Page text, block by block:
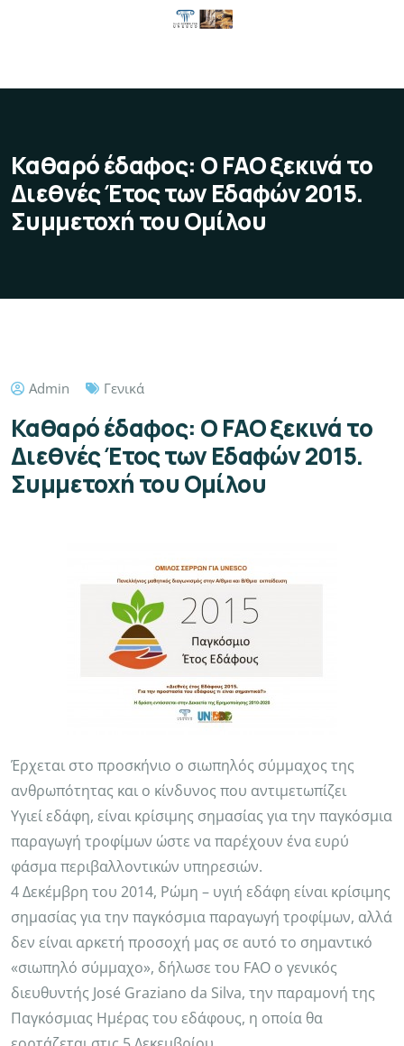
Καθαρό έδαφος: Ο FAO ξεκινά το
Διεθνές Έτος των Εδαφών 2015.
Συμμετοχή του Ομίλου
Admin Γενικά
Καθαρό έδαφος: Ο FAO ξεκινά το
Διεθνές Έτος των Εδαφών 2015.
Συμμετοχή του Ομίλου
Έρχεται στο προσκήνιο ο σιωπηλός σύμμαχος της
ανθρωπότητας και ο κίνδυνος που αντιμετωπίζει
Υγιεί εδάφη, είναι κρίσιμης σημασίας για την παγκόσμια
παραγωγή τροφίμων ώστε να παρέχουν ένα ευρύ
φάσμα περιβαλλοντικών υπηρεσιών.
4 Δεκέμβρη του 2014, Ρώμη – υγιή εδάφη είναι κρίσιμης
σημασίας για την παγκόσμια παραγωγή τροφίμων, αλλά
δεν είναι αρκετή προσοχή μας σε αυτό το σημαντικό
«σιωπηλό σύμμαχο», δήλωσε του FAO ο γενικός
διευθυντής José Graziano da Silva, την παραμονή της
Παγκόσμιας Ημέρας του εδάφους, η οποία θα